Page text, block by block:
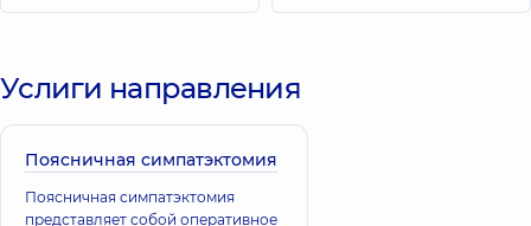
Услиги направления
Поясничная симпатэктомия
Поясничная симпатэктомия
представляет собой оперативное